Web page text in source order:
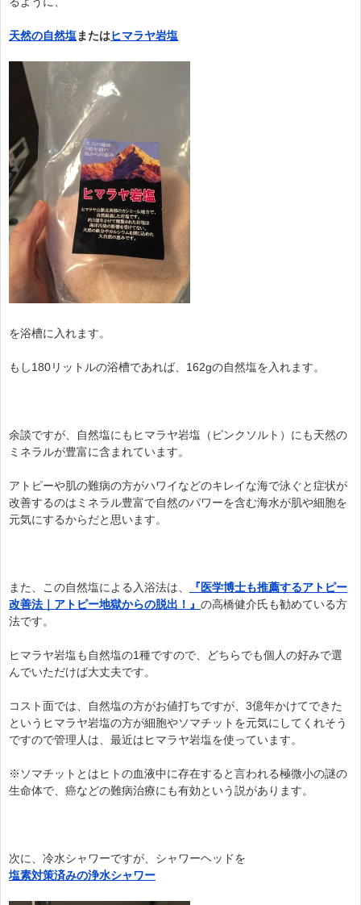
天然の自然塩またはヒマラヤ岩塩
を浴槽に入れます。
もし180リットルの浴槽であれば、162gの自然塩を入れます。
余談ですが、自然塩にもヒマラヤ岩塩（ピンクソルト）にも天然の
ミネラルが豊富に含まれています。
アトピーや肌の難病の方がハワイなどのキレイな海で泳ぐと症状が
改善するのはミネラル豊富で自然のパワーを含む海水が肌や細胞を
元気にするからだと思います。
また、この自然塩による入浴法は、
『医学博士も推薦するアトピー
改善法｜アトピー地獄からの脱出！』 の高橋健介氏も勧めている方
法です。
ヒマラヤ岩塩も自然塩の1種ですので、どちらでも個人の好みで選
んでいただけば大丈夫です。
コスト面では、自然塩の方がお値打ちですが、3億年かけてできた
というヒマラヤ岩塩の方が細胞やソマチットを元気にしてくれそう
ですので管理人は、最近はヒマラヤ岩塩を使っています。
※ソマチットとはヒトの血液中に存在すると言われる極微小の謎の
生命体で、癌などの難病治療にも有効という説があります。
次に、冷水シャワーですが、シャワーヘッドを
塩素対策済みの浄水シャワー